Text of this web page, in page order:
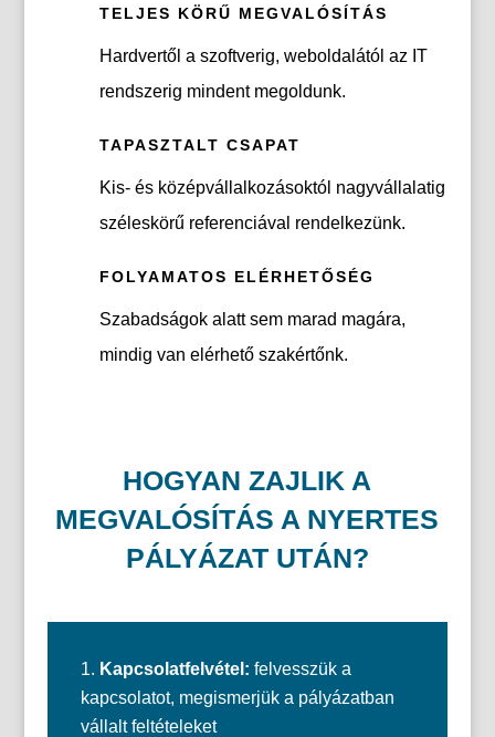
TELJES KÖRŰ MEGVALÓSÍTÁS
Hardvertől a szoftverig, weboldalától az IT
rendszerig mindent megoldunk.
TAPASZTALT CSAPAT
Kis- és középvállalkozásoktól nagyvállalatig
széleskörű referenciával rendelkezünk.
FOLYAMATOS ELÉRHETŐSÉG
Szabadságok alatt sem marad magára,
mindig van elérhető szakértőnk.
HOGYAN ZAJLIK A
MEGVALÓSÍTÁS A NYERTES
PÁLYÁZAT UTÁN?
Kapcsolatfelvétel: felvesszük a
kapcsolatot, megismerjük a pályázatban
vállalt feltételeket